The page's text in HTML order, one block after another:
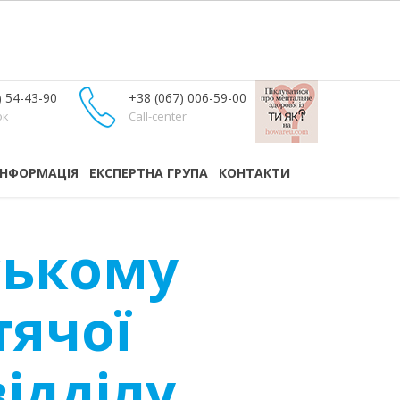
54-43-90 +38 (067) 006-59-00
Call-center
ЕКСПЕРТНА ГРУПА КОНТАКТИ